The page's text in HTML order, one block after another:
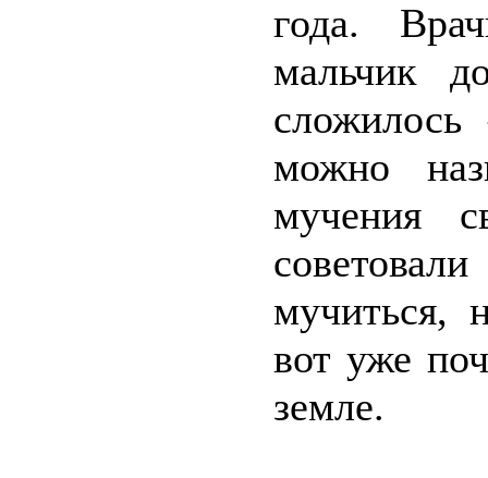
года.
мальчик
можно
мучения
мучиться,
вот уже
земле.